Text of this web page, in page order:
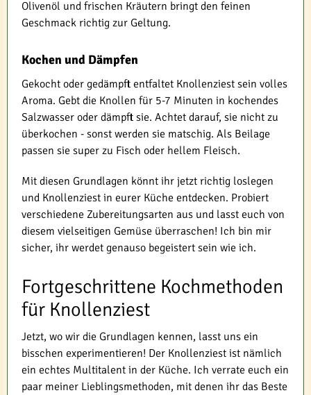
Olivenöl und frischen Kräutern bringt den feinen
Geschmack richtig zur Geltung.
Kochen und Dämpfen
Gekocht oder gedämpft entfaltet Knollenziest sein volles
Aroma. Gebt die Knollen für 5-7 Minuten in kochendes
Salzwasser oder dämpft sie. Achtet darauf, sie nicht zu
überkochen - sonst werden sie matschig. Als Beilage
passen sie super zu Fisch oder hellem Fleisch.
Mit diesen Grundlagen könnt ihr jetzt richtig loslegen
und Knollenziest in eurer Küche entdecken. Probiert
verschiedene Zubereitungsarten aus und lasst euch von
diesem vielseitigen Gemüse überraschen! Ich bin mir
sicher, ihr werdet genauso begeistert sein wie ich.
Fortgeschrittene Kochmethoden
für Knollenziest
Jetzt, wo wir die Grundlagen kennen, lasst uns ein
bisschen experimentieren! Der Knollenziest ist nämlich
ein echtes Multitalent in der Küche. Ich verrate euch ein
paar meiner Lieblingsmethoden, mit denen ihr das Beste